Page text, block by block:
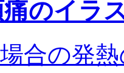
のイラ
合の発